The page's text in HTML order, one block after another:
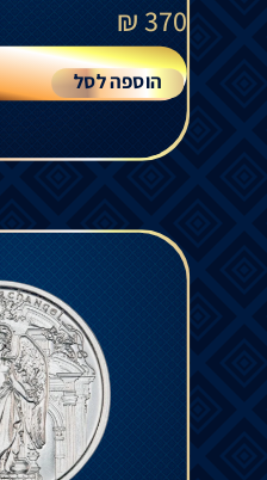
370
₪
הוספה לסל